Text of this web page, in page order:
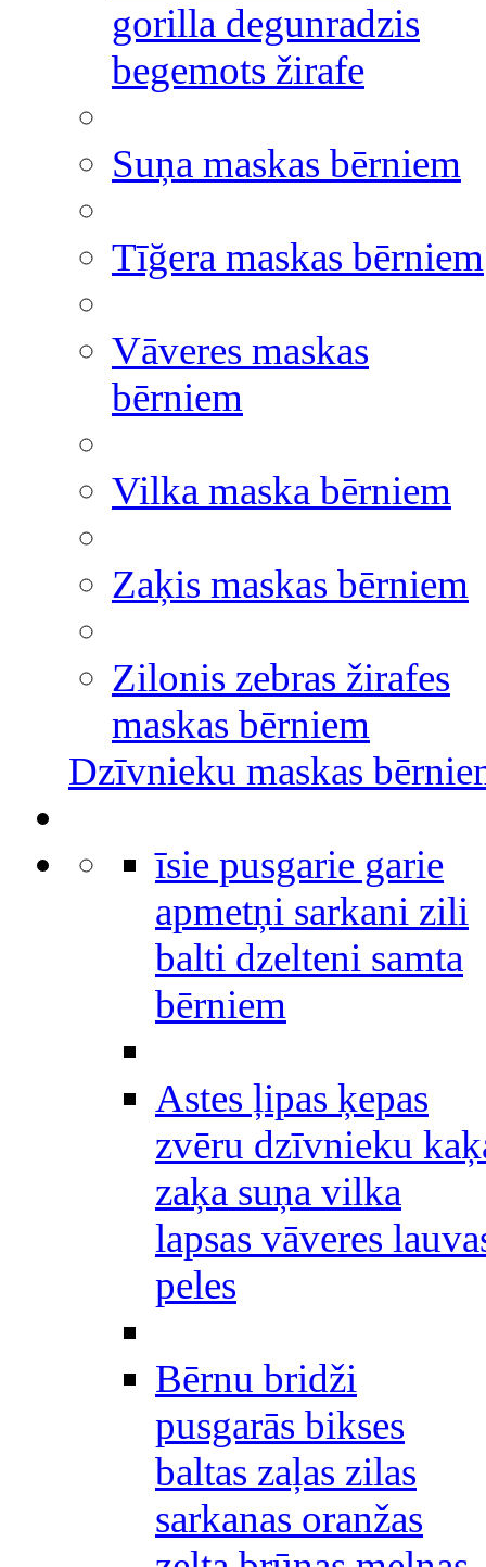
gorilla degunradzis
begemots žirafe
Suņa maskas bērniem
Tīğera maskas bērniem
Vāveres maskas
bērniem
Vilka maska bērniem
Zaķis maskas bērniem
Zilonis zebras žirafes
maskas bērniem
Dzīvnieku maskas
īsie pusgarie garie
apmetņi sarkani zili
balti dzelteni samta
bērniem
Astes ļipas ķepas
zvēru dzīvnieku
zaķa suņa vilka
lapsas vāveres
peles
Bērnu bridži
pusgarās bikses
baltas zaļas zilas
sarkanas oranžas